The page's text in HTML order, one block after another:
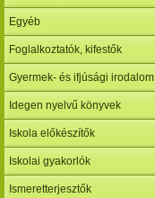
Egyéb
Foglalkoztatók, kifestők
Gyermek- és ifjúsági irodalom
Idegen nyelvű könyvek
Iskola előkészítők
Iskolai gyakorlók
Ismeretterjesztők